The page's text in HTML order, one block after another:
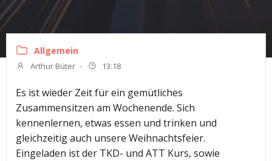
Allgemein
Arthur Büter - 13:18
Es ist wieder Zeit für ein gemütliches
Zusammensitzen am Wochenende. Sich
kennenlernen, etwas essen und trinken und
gleichzeitig auch unsere Weihnachtsfeier.
Eingeladen ist der TKD- und ATT Kurs, sowie